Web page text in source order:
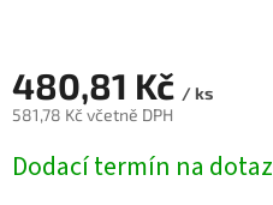
480,81 Kč / ks
581,78 Kč včetně DPH
cena:
Dodací termín na dotaz